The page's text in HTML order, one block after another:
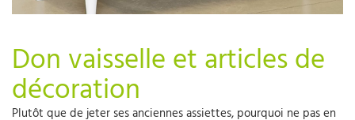
Don vaisselle et articles de
décoration
Plutôt que de jeter ses anciennes assiettes, pourquoi ne pas en